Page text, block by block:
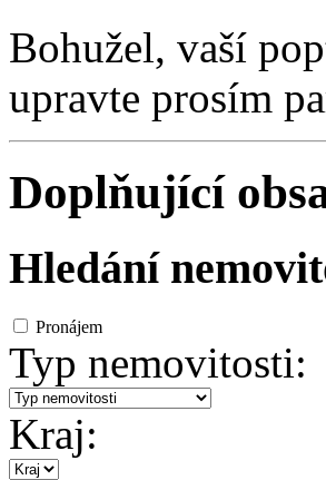
Bohužel, vaší
upravte prosím
Doplňující
Hledání
Pronájem
Typ nemovitosti:
Kraj: